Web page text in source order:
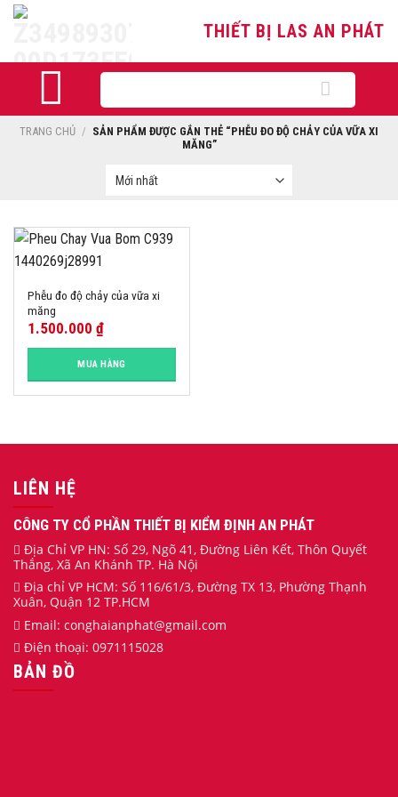
Skip
THIẾT BỊ LAS AN PHÁT
kiếm:
TRANG CHỦ / SẢN PHẨM ĐƯỢC GẮN THẺ “PHỄU ĐO ĐỘ CHẢY CỦA VỮA XI
MĂNG”
Phễu đo độ chảy của vữa xi
măng
1.500.000 ₫
MUA HÀNG
LIÊN HỆ
CÔNG TY CỔ PHẦN THIẾT BỊ KIỂM ĐỊNH AN PHÁT
Địa Chỉ VP HN: Số 29, Ngõ 41, Đường Liên Kết, Thôn Quyết
Thắng, Xã An Khánh TP. Hà Nội
Địa chỉ VP HCM: Số 116/61/3, Đường TX 13, Phường Thạnh
Xuân, Quận 12 TP.HCM
Email: conghaianphat@gmail.com
Điện thoại: 0971115028
BẢN ĐỒ